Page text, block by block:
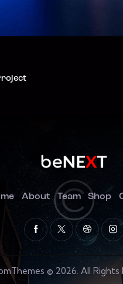
About Team Shop
© 2026. All Rights